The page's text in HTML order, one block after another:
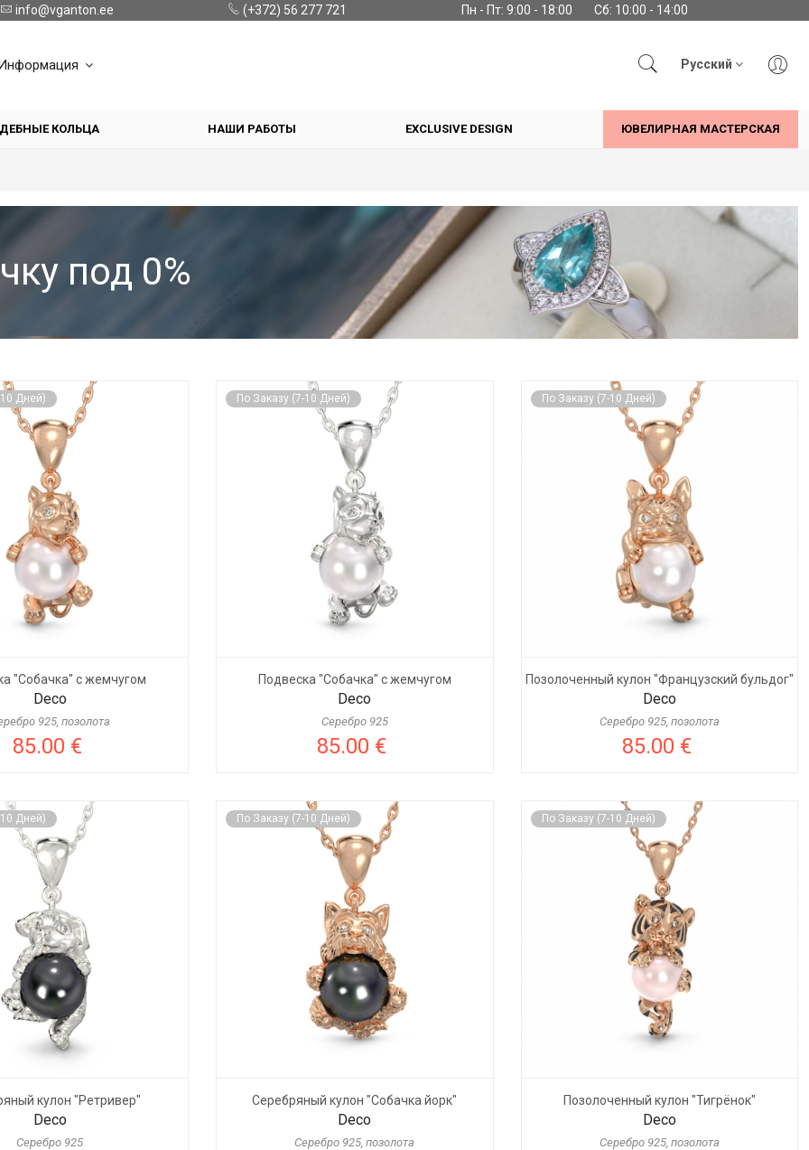
info@vganton.ee (+372) 56 277 721 Пн - Пт: 9:00 - 18:00 Сб: 10:00 - 14:00
Русский
КОЛЬЦА НАШИ РАБОТЫ EXCLUSIVE DESIGN ЮВЕЛИРНАЯ МАСТЕРСКАЯ
под 0%
Дней)
"Собачка" с жемчугом
Deco
925, позолота
85.00 €
По Заказу (7-10 Дней)
Подвеска "Собачка" с жемчугом
Deco
Серебро 925
85.00 €
По Заказу (7-10 Дней)
Позолоченный кулон "Французский бульдог"
Deco
Серебро 925, позолота
85.00 €
Дней)
кулон "Ретривер"
Deco
Серебро 925
По Заказу (7-10 Дней)
Серебряный кулон "Собачка йорк"
Deco
Серебро 925, позолота
По Заказу (7-10 Дней)
Позолоченный кулон "Тигрёнок"
Deco
Серебро 925, позолота